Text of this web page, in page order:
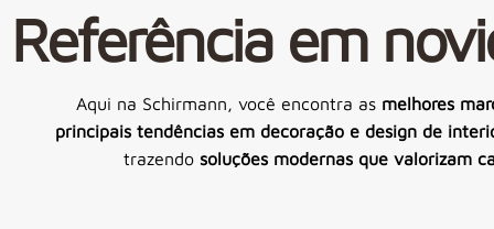
Referência em
Aqui na Schirmann, você encontra as melhores
principais tendências em decoração e design de
trazendo soluções modernas que valorizam